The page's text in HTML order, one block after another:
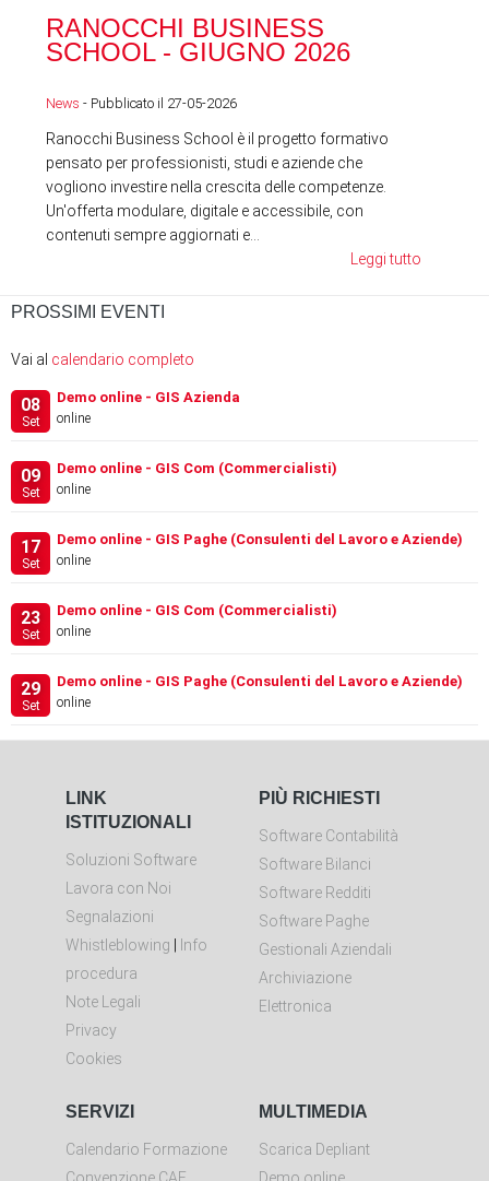
RANOCCHI BUSINESS
SCHOOL - GIUGNO 2026
News - Pubblicato il 27-05-2026
Ranocchi Business School è il progetto formativo
pensato per professionisti, studi e aziende che
vogliono investire nella crescita delle competenze.
Un'offerta modulare, digitale e accessibile, con
contenuti sempre aggiornati e...
Leggi tutto
PROSSIMI EVENTI
Vai al calendario completo
08
Set
Demo online - GIS Azienda
online
09
Set
Demo online - GIS Com (Commercialisti)
online
17
Set
Demo online - GIS Paghe (Consulenti del Lavoro e Aziende)
online
23
Set
Demo online - GIS Com (Commercialisti)
online
29
Set
Demo online - GIS Paghe (Consulenti del Lavoro e Aziende)
online
LINK
ISTITUZIONALI
Soluzioni Software
Lavora con Noi
Segnalazioni
Whistleblowing
Info
procedura
Note Legali
Privacy
Cookies
PIÙ RICHIESTI
Software Contabilità
Software Bilanci
Software Redditi
Software Paghe
Gestionali Aziendali
Archiviazione
Elettronica
SERVIZI
Calendario Formazione
Convenzione CAF
MULTIMEDIA
Scarica Depliant
Demo online